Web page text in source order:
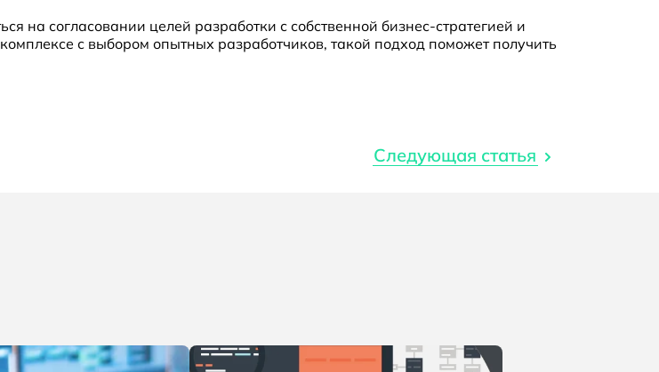
на согласовании целей разработки с собственной бизнес-стратегией и
с выбором опытных разработчиков, такой подход поможет получить
Следующая статья